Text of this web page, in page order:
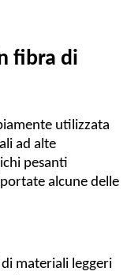
fibra di
utilizzata
ad alte
pesanti
alcune delle
materiali leggeri